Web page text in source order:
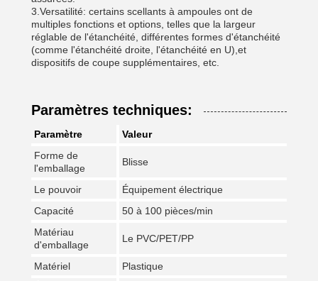
3.Versatilité: certains scellants à ampoules ont de
multiples fonctions et options, telles que la largeur
réglable de l'étanchéité, différentes formes d'étanchéité
(comme l'étanchéité droite, l'étanchéité en U),et
dispositifs de coupe supplémentaires, etc.
Paramètres techniques:
Paramètre
Valeur
Forme de
l'emballage
Blisse
Le pouvoir
Équipement électrique
Capacité
50 à 100 pièces/min
Matériau
d'emballage
Le PVC/PET/PP
Matériel
Plastique